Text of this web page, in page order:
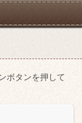
ボタンを押して